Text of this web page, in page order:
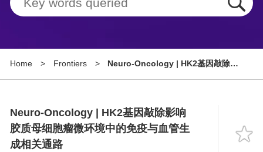
Tools
About
Language
Home > Frontiers >
Neuro-Oncology | HK2基因敲除影
Neuro-Oncology | HK2基因敲除影响
胶质母细胞瘤微环境中的免疫与血管生
成相关通路